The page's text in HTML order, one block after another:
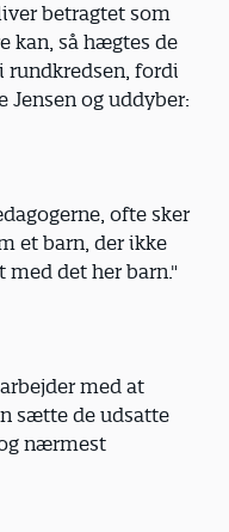
betragtet som
kan, så hægtes de
rundkredsen, fordi
Jensen og uddyber:
ofte sker
et barn, der ikke
med det her barn."
med at
sætte de udsatte
nærmest